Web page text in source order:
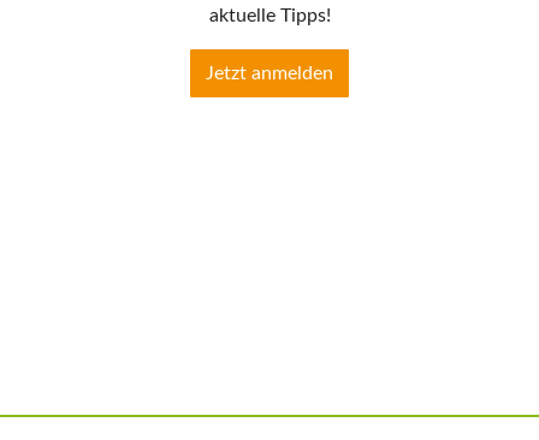
aktuelle Tipps!
Jetzt anmelden